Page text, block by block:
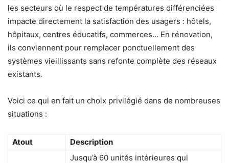
les secteurs où le respect de températures différenciées
impacte directement la satisfaction des usagers : hôtels,
hôpitaux, centres éducatifs, commerces… En rénovation,
ils conviennent pour remplacer ponctuellement des
systèmes vieillissants sans refonte complète des réseaux
existants.
Voici ce qui en fait un choix privilégié dans de nombreuses
situations :
Atout Description
Jusqu’à 60 unités intérieures qui